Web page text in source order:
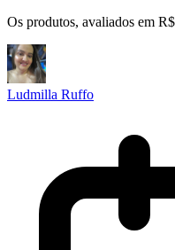
Os produtos, avaliados em
Ludmilla Ruffo